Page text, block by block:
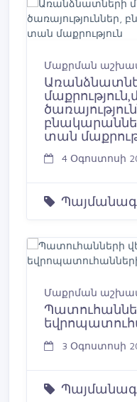
Մաքրման
տան
4 Օգոստոսի
Մաքրման
3 Օգոստոսի